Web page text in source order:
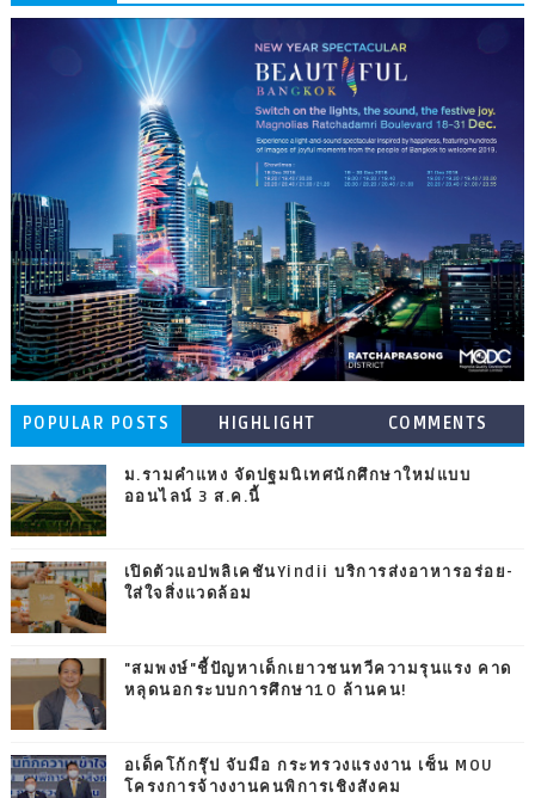
POPULAR POSTS HIGHLIGHT COMMENTS
ม.รามคำแหง จัดปฐมนิเทศนักศึกษาใหม่แบบ
ออนไลน์ 3 ส.ค.นี้
เปิดตัวแอปพลิเคชันYindii บริการส่งอาหารอร่อย-
ใส่ใจสิ่งแวดล้อม
"สมพงษ์"ชี้ปัญหาเด็กเยาวชนทวีความรุนแรง คาด
หลุดนอกระบบการศึกษา10 ล้านคน!
อเด็คโก้กรุ๊ป จับมือ กระทรวงแรงงาน เซ็น MOU
โครงการจ้างงานคนพิการเชิงสังคม